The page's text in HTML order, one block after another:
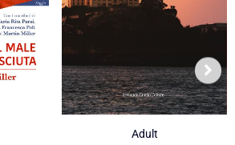
Adult